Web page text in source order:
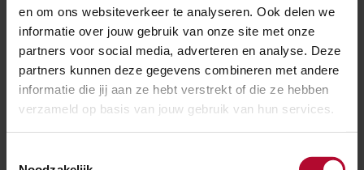
en om ons websiteverkeer te analyseren. Ook delen we
informatie over jouw gebruik van onze site met onze
partners voor social media, adverteren en analyse. Deze
partners kunnen deze gegevens combineren met andere
informatie die jij aan ze hebt verstrekt of die ze hebben
verzameld op basis van jouw gebruik van hun services.
regelgeving bepaald, maar daar is ook het geld. Maak
het Europa makkelijk. Kom met een lijstje van
projecten die internationaal treinverkeer stimuleren.”
Lees meer over het belang van deze projecten
meer
het